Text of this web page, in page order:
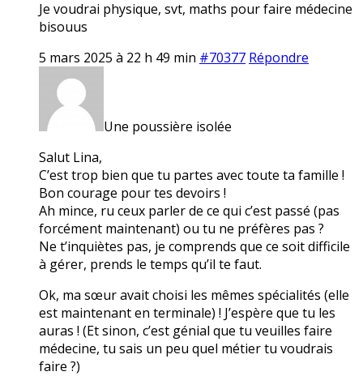
Je voudrai physique, svt, maths pour faire médecine
bisouus
5 mars 2025 à 22 h 49 min #70377 Répondre
Une poussière isolée
Salut Lina,
C’est trop bien que tu partes avec toute ta famille !
Bon courage pour tes devoirs !
Ah mince, ru ceux parler de ce qui c’est passé (pas
forcément maintenant) ou tu ne préfères pas ?
Ne t’inquiètes pas, je comprends que ce soit difficile
à gérer, prends le temps qu’il te faut.
Ok, ma sœur avait choisi les mêmes spécialités (elle
est maintenant en terminale) ! J’espère que tu les
auras ! (Et sinon, c’est génial que tu veuilles faire
médecine, tu sais un peu quel métier tu voudrais
faire ?)